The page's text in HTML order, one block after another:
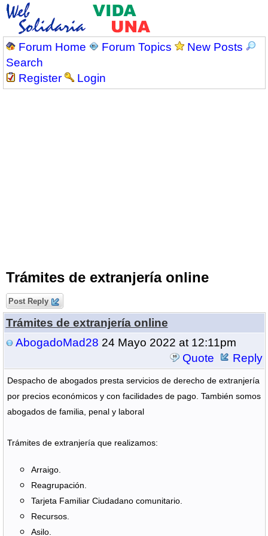
Forum Home Forum Topics
New Posts
Search
Register
Login
Trámites de extranjería online
Post Reply
Trámites de extranjería online
AbogadoMad28 24 Mayo 2022 at 12:11pm
Quote
Reply
Despacho de abogados presta servicios de derecho de extranjería
por precios económicos y con facilidades de pago. También somos
abogados de familia, penal y laboral
Trámites de extranjería que realizamos:
Arraigo.
Reagrupación.
Tarjeta Familiar Ciudadano comunitario.
Recursos.
Asilo.